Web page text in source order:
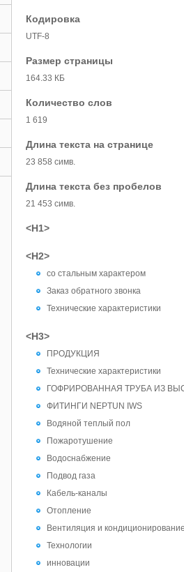
Кодировка
UTF-8
Размер страницы
164.33 КБ
Количество слов
1 619
Длина текста на странице
23 858 симв.
Длина текста без пробелов
21 453 симв.
<H1>
<H2>
со стальным характером
Заказ обратного звонка
Технические характеристики
<H3>
ПРОДУКЦИЯ
Технические характеристики
ГОФРИРОВАННАЯ ТРУБА ИЗ
ФИТИНГИ NEPTUN IWS
Водяной теплый пол
Пожаротушение
Водоснабжение
Подвод газа
Кабель-каналы
Отопление
Вентиляция и
Технологии
инновации